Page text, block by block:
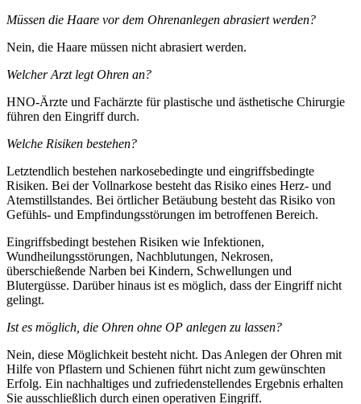
Müssen die Haare vor dem Ohrenanlegen abrasiert werden?
Nein, die Haare müssen nicht abrasiert werden.
Welcher Arzt legt Ohren an?
HNO-Ärzte und Fachärzte für plastische und ästhetische Chirurgie
führen den Eingriff durch.
Welche Risiken bestehen?
Letztendlich bestehen narkosebedingte und eingriffsbedingte
Risiken. Bei der Vollnarkose besteht das Risiko eines Herz- und
Atemstillstandes. Bei örtlicher Betäubung besteht das Risiko von
Gefühls- und Empfindungsstörungen im betroffenen Bereich.
Eingriffsbedingt bestehen Risiken wie Infektionen,
Wundheilungsstörungen, Nachblutungen, Nekrosen,
überschießende Narben bei Kindern, Schwellungen und
Blutergüsse. Darüber hinaus ist es möglich, dass der Eingriff nicht
gelingt.
Ist es möglich, die Ohren ohne OP anlegen zu lassen?
Nein, diese Möglichkeit besteht nicht. Das Anlegen der Ohren mit
Hilfe von Pflastern und Schienen führt nicht zum gewünschten
Erfolg. Ein nachhaltiges und zufriedenstellendes Ergebnis erhalten
Sie ausschließlich durch einen operativen Eingriff.